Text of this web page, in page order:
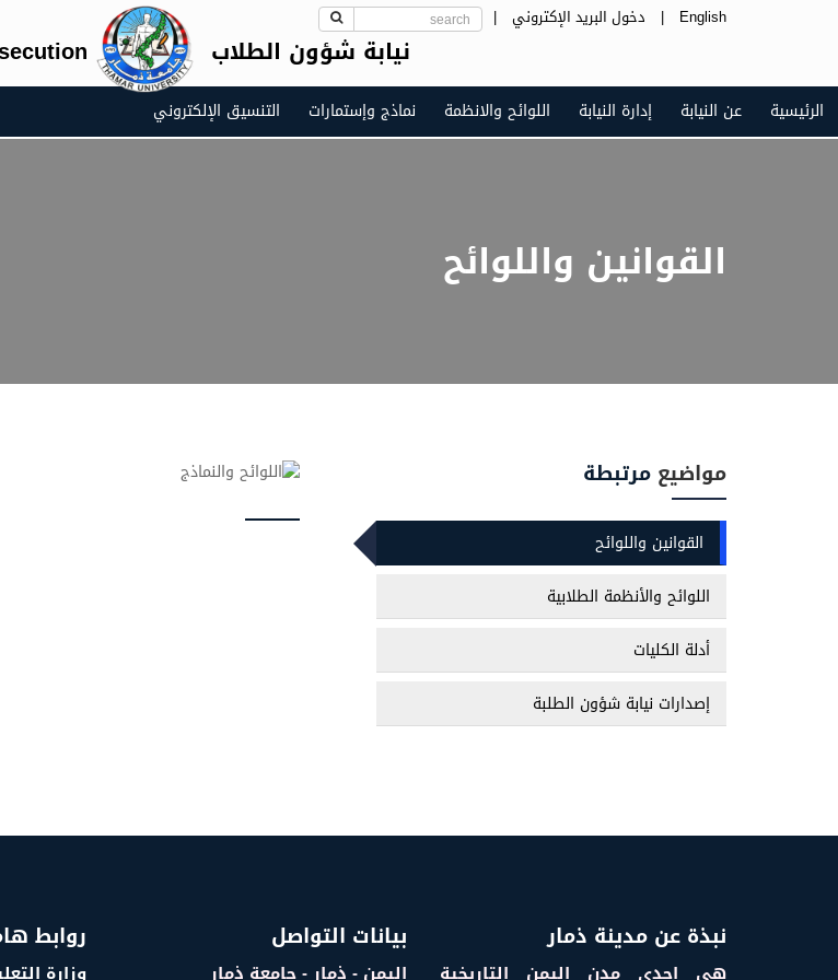
English
| دخول البريد الإكتروني |
نيابة شؤون الطلاب
الرئيسية عن النيابة إدارة النيابة اللوائح والانظمة نماذج وإستمارات التنسيق الإلكتروني
القوانين واللوائح
مواضيع مرتبطة
القوانين واللوائح
اللوائح والأنظمة الطلابية
أدلة الكليات
إصدارات نيابة شؤون الطلبة
نبذة عن مدينة ذمار
هي إحدى مدن اليمن التاريخية
بيانات التواصل
اليمن - ذمار - جامعة ذمار
روابط
وزارة